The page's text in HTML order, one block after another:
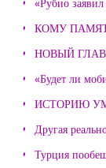
КОМУ
НОВЫЙ
«Будет ли
ИСТОРИЮ
Другая
Турция